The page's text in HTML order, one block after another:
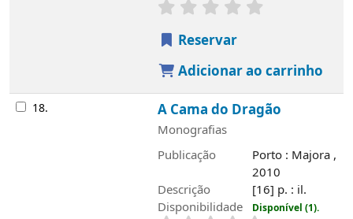
Reservar
Adicionar ao carrinho
18. A Cama do Dragão
Monografias
Publicação
Porto : Majora ,
2010
Descrição
[16] p. : il.
Disponibilidade
Disponível (1).